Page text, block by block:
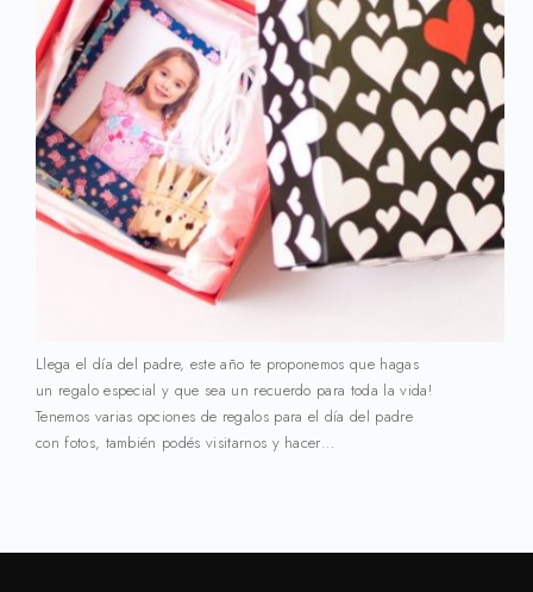
Llega el día del padre, este año te proponemos que hagas
un regalo especial y que sea un recuerdo para toda la vida!
Tenemos varias opciones de regalos para el día del padre
con fotos, también podés visitarnos y hacer…